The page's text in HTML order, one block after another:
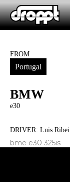
FROM
Portugal
BMW
e30
DRIVER: Luis
bme e30 325is